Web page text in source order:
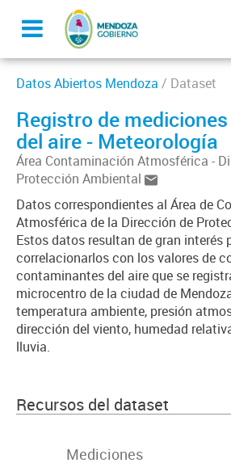
Datos Abiertos Mendoza / Dataset
Registro de
del aire - Meteorología
Área Contaminación Atmosférica -
Protección Ambiental
Datos correspondientes al Área de
Atmosférica de la Dirección de
Estos datos resultan de gran interés
correlacionarlos con los valores de
contaminantes del aire que se
microcentro de la ciudad de
temperatura ambiente, presión
dirección del viento, humedad
lluvia.
Recursos del dataset
Mediciones